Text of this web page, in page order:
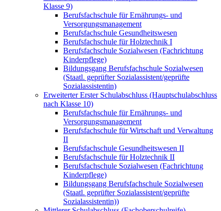
Klasse 9)
Berufsfachschule für Ernährungs- und
Versorgungsmanagement
Berufsfachschule Gesundheitswesen
Berufsfachschule für Holztechnik I
Berufsfachschule Sozialwesen (Fachrichtung
Kinderpflege)
Bildungsgang Berufsfachschule Sozialwesen
(Staatl. geprüfter Sozialassistent/geprüfte
Sozialassistentin)
Erweiterter Erster Schulabschluss (Hauptschulabschluss
nach Klasse 10)
Berufsfachschule für Ernährungs- und
Versorgungsmanagement
Berufsfachschule für Wirtschaft und Verwaltung
II
Berufsfachschule Gesundheitswesen II
Berufsfachschule für Holztechnik II
Berufsfachschule Sozialwesen (Fachrichtung
Kinderpflege)
Bildungsgang Berufsfachschule Sozialwesen
(Staatl. geprüfter Sozialassistent/geprüfte
Sozialassistentin))